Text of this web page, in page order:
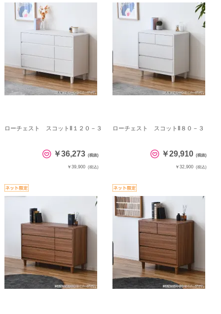
ローチェスト スコットⅡ１２０－３
￥36,273 (税抜)
￥39,900 (税込)
ローチェスト スコットⅡ８０－３
￥29,910 (税抜)
￥32,900 (税込)